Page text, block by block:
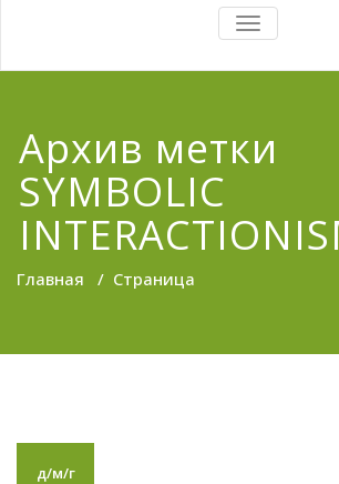
TOGGLE
NAVIGATION
Архив метки
SYMBOLIC
Главная / Страница
д/м/г